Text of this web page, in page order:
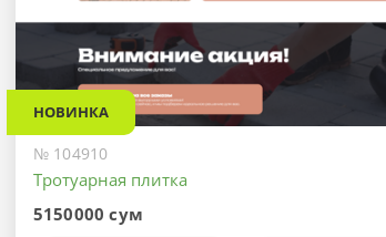
НОВИНКА
№ 104910
Тротуарная плитка
5150000 сум